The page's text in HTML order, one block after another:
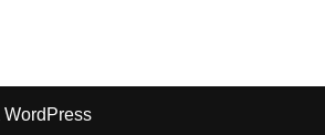
WordPress